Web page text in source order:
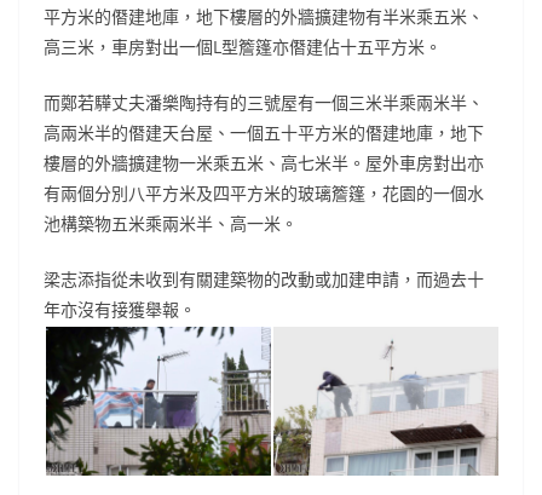
平方米的僭建地庫，地下樓層的外牆擴建物有半米乘五米、
高三米，車房對出一個L型簷篷亦僭建佔十五平方米。
而鄭若驊丈夫潘樂陶持有的三號屋有一個三米半乘兩米半、
高兩米半的僭建天台屋、一個五十平方米的僭建地庫，地下
樓層的外牆擴建物一米乘五米、高七米半。屋外車房對出亦
有兩個分別八平方米及四平方米的玻璃簷篷，花園的一個水
池構築物五米乘兩米半、高一米。
梁志添指從未收到有關建築物的改動或加建申請，而過去十
年亦沒有接獲舉報。